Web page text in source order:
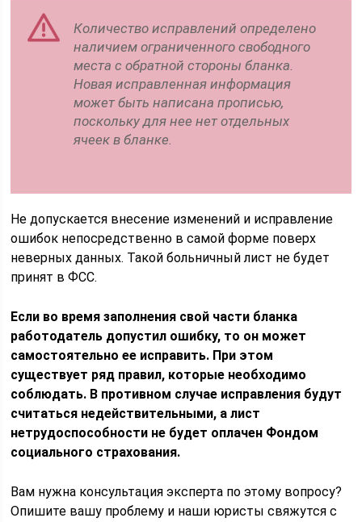
Количество исправлений определено
наличием ограниченного свободного
места с обратной стороны бланка.
Новая исправленная информация
может быть написана прописью,
поскольку для нее нет отдельных
ячеек в бланке.
Не допускается внесение изменений и исправление
ошибок непосредственно в самой форме поверх
неверных данных. Такой больничный лист не будет
принят в ФСС.
Если во время заполнения свой части бланка
работодатель допустил ошибку, то он может
самостоятельно ее исправить. При этом
существует ряд правил, которые необходимо
соблюдать. В противном случае исправления будут
считаться недействительными, а лист
нетрудоспособности не будет оплачен Фондом
социального страхования.
Вам нужна консультация эксперта по этому вопросу?
Опишите вашу проблему и наши юристы свяжутся с